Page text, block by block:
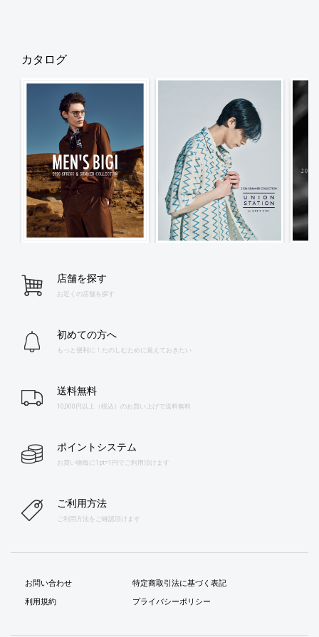
カタログ
店舗を探す
お近くの店舗を探す
初めての方へ
もっと便利に！たのしむために覚えておきたい
送料無料
10,000円以上（税込）のお買い上げで送料無料
ポイントシステム
お買い物毎に1pt=1円でご利用頂けます
ご利用方法
ご利用方法をご確認頂けます
お問い合わせ
利用規約
特定商取引法に基づく表記
プライバシーポリシー